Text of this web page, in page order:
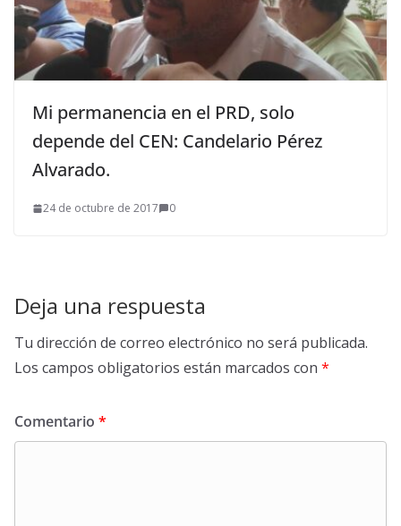
Mi permanencia en el PRD, solo
depende del CEN: Candelario Pérez
Alvarado.
24 de octubre de 2017 0
Deja una respuesta
Tu dirección de correo electrónico no será publicada.
Los campos obligatorios están marcados con *
Comentario *